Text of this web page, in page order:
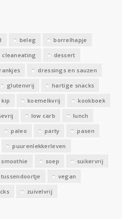
beleg borrelhapje
cleaneating dessert
dressings en sauzen
glutenvrij hartige snacks
kip koemelkvrij kookboek
low carb lunch
paleo party pasen
puurenlekkerleven
smoothie soep suikervrij
tussendoortje vegan
zuivelvrij